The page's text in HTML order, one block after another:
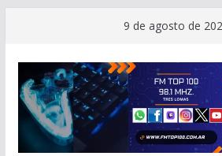
contenido
9 de agosto de